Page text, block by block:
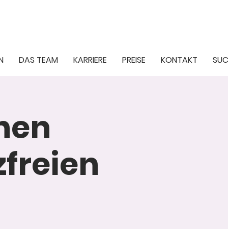
DAS TEAM KARRIERE PREISE KONTAKT